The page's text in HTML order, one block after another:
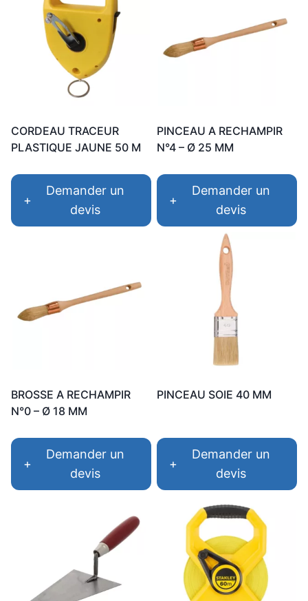
CORDEAU TRACEUR
PLASTIQUE JAUNE 50 M
+
Demander un
devis
PINCEAU A RECHAMPIR
N°4 – Ø 25 MM
+
Demander un
devis
BROSSE A RECHAMPIR
N°0 – Ø 18 MM
+
Demander un
devis
PINCEAU SOIE 40 MM
+
Demander un
devis